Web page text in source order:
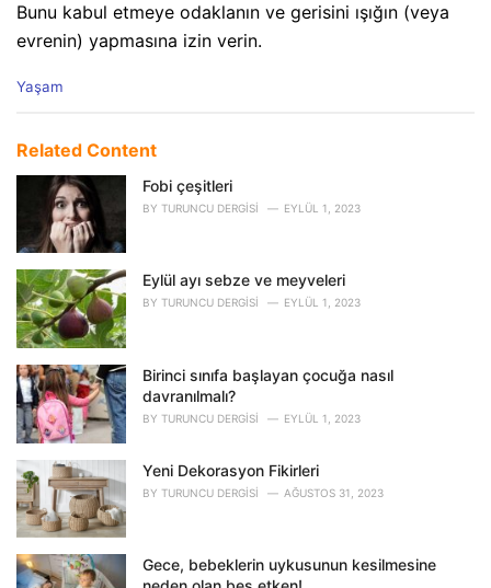
Bunu kabul etmeye odaklanın ve gerisini ışığın (veya
evrenin) yapmasına izin verin.
C
e
e
:
Yaşam
Related Content
Fobi çeşitleri
BY TURUNCU DERGISI EYLÜL 1, 2023
Eylül ayı sebze ve meyveleri
BY TURUNCU DERGISI EYLÜL 1, 2023
Birinci sınıfa başlayan çocuğa nasıl
davranılmalı?
BY TURUNCU DERGISI EYLÜL 1, 2023
Yeni Dekorasyon Fikirleri
BY TURUNCU DERGISI AĞUSTOS 31, 2023
Gece, bebeklerin uykusunun kesilmesine